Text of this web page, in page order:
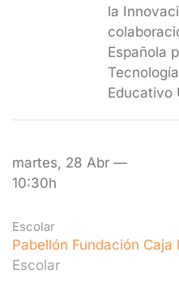
la
Española
Educativo
martes, 28 Abr —
10:30h
Escolar
Pabellón Fundación Caja
Escolar